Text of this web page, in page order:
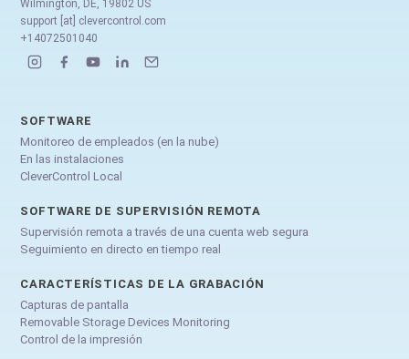
Wilmington, DE, 19802 US
support [at] clevercontrol.com
+14072501040
SOFTWARE
Monitoreo de empleados (en la nube)
En las instalaciones
CleverControl Local
SOFTWARE DE SUPERVISIÓN REMOTA
Supervisión remota a través de una cuenta web segura
Seguimiento en directo en tiempo real
CARACTERÍSTICAS DE LA GRABACIÓN
Capturas de pantalla
Removable Storage Devices Monitoring
Control de la impresión